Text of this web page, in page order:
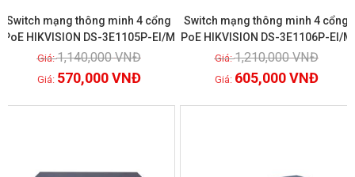
Xem chi tiết
Switch mạng thông minh 4 cổng
PoE HIKVISION DS-3E1105P-EI/M
1,140,000VNĐ
570,000VNĐ
Xem chi tiết
Switch mạng thông minh 4 cổng
PoE HIKVISION DS-3E1106P-EI/M
1,210,000VNĐ
605,000VNĐ